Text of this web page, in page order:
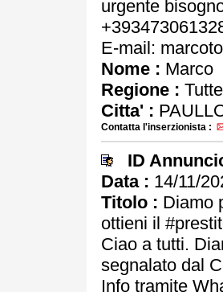
urgente
E-mail:
Nome : Marco
Regione :
Citta' :
Contatta l'inserzionista :
ID
Data : 14/11/
Titolo : Diamo
ottieni il
Ciao a tutti.
segnalato dal
Info tramite